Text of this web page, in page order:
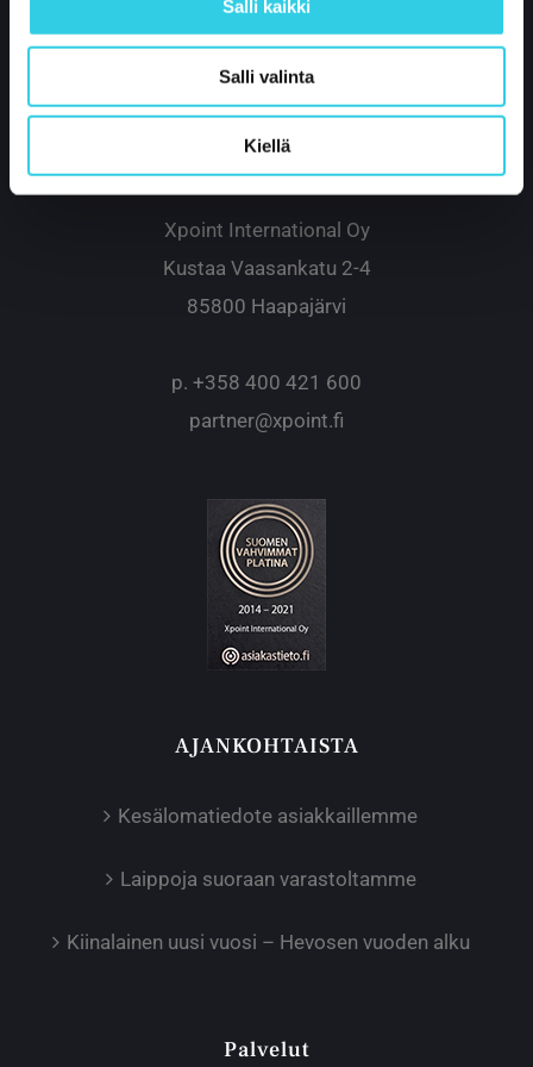
Salli kaikki
Salli valinta
Kiellä
Xpoint International Oy
Kustaa Vaasankatu 2-4
85800 Haapajärvi
p. +358 400 421 600
partner@xpoint.fi
AJANKOHTAISTA
Kesälomatiedote asiakkaillemme
Laippoja suoraan varastoltamme
Kiinalainen uusi vuosi – Hevosen vuoden alku
Palvelut